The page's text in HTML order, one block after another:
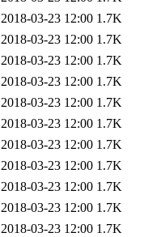
2018-03-23 12:00 1.7K
2018-03-23 12:00 1.7K
2018-03-23 12:00 1.7K
2018-03-23 12:00 1.7K
2018-03-23 12:00 1.7K
2018-03-23 12:00 1.7K
2018-03-23 12:00 1.7K
2018-03-23 12:00 1.7K
2018-03-23 12:00 1.7K
2018-03-23 12:00 1.7K
2018-03-23 12:00 1.7K